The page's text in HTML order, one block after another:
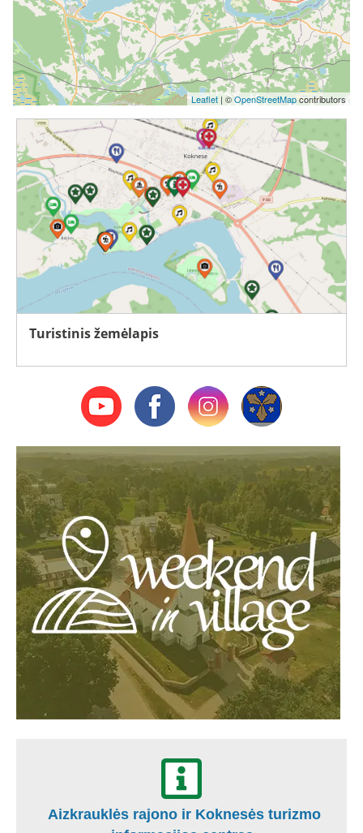
Leaflet | ©OpenStreetMapcontributors
Turistinis žemėlapis
Aizkrauklės rajono ir Koknesės turizmo